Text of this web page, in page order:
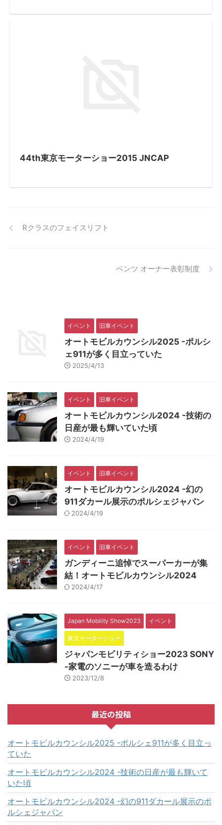
44th東京モーターショー2015 JNCAP
Rクラスのフェイスリフト
ベンツ オーナー表彰制度
イベント 旧車イベント
オートモビルカウンシル2025 -ポルシ
ェ911が多く目立っていた
2025/4/13
イベント 旧車イベント
オートモビルカウンシル2024 -技術の
日産が最も輝いていた頃
2024/4/19
イベント 旧車イベント
オートモビルカウンシル2024 -幻の
911ダカール展示のポルシェジャパン
2024/4/19
イベント 旧車イベント
ガンディーニ追悼でスーパーカーが集
結！オートモビルカウンシル2024
2024/4/17
Japan Mobility Show2023 イベント
東京モーターショー
ジャパンモビリティショー2023 SONY
-家電のソニーが車を造るわけ
2023/12/8
最近の投稿
オートモビルカウンシル2025 -ポルシェ911が多く目立っ
ていた
オートモビルカウンシル2024 -技術の日産が最も輝いて
いた頃
オートモビルカウンシル2024 -幻の911ダカール展示のポ
ルシェジャパン